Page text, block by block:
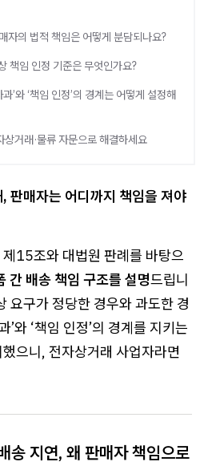
자의 법적 책임은 어떻게 분담되나요?
책임 인정 기준은 무엇인가요?
’와 ‘책임 인정’의 경계는 어떻게 설정해
거래·물류 자문으로 해결하세요
판매자는 어디까지 책임을 져야
15조와 대법원 판례를 바탕으
간 배송 책임 구조를 설명드립니
요구가 정당한 경우와 과도한 경
’와 ‘책임 인정’의 경계를 지키는
으니, 전자상거래 사업자라면
송 지연, 왜 판매자 책임으로